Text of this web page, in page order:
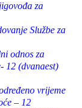
za
Službe za
odnos za
12 (dvanaest)
vrijeme
– 12